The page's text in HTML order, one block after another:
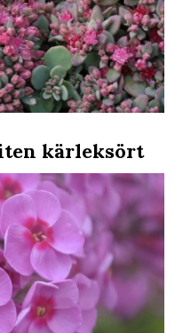
kärleksört